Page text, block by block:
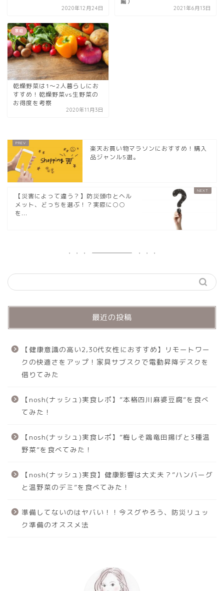
2020年12月24日 2021年6月13日
家庭
乾燥野菜は1～2人暮らしにお
すすめ！乾燥野菜vs生野菜の
お得度を考察
2020年11月3日
楽天お買い物マラソンにおすすめ！購入
品ジャンル5選。
【災害によって違う？】防災頭巾とヘル
メット、どっちを選ぶ！？実際に○○
を...
最近の投稿
【健康意識の高い2,30代女性におすすめ】リモートワー
クの快適さをアップ！家具サブスクで電動昇降デスクを
借りてみた
【nosh(ナッシュ)実食レポ】”本格四川麻婆豆腐”を食べ
てみた！
【nosh(ナッシュ)実食レポ】”梅しそ鶏竜田揚げと3種温
野菜”を食べてみた！
【nosh(ナッシュ)実食】健康影響は大丈夫？”ハンバーグ
と温野菜のデミ”を食べてみた！
準備してないのはヤバい！！今スグやろう、防災リュッ
ク準備のオススメ法